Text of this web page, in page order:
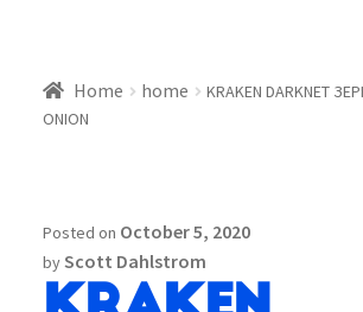
Home home
KRAKEN DARKNET
ONION
Posted on October 5, 2020
byScott Dahlstrom